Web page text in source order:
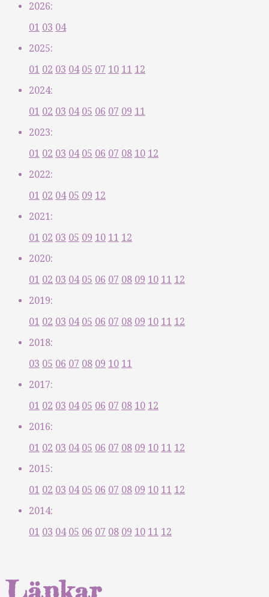
2026:
01 03 04
2025:
01 02 03 04 05 07 10 11 12
2024:
01 02 03 04 05 06 07 09 11
2023:
01 02 03 04 05 06 07 08 10 12
2022:
01 02 04 05 09 12
2021:
01 02 03 05 09 10 11 12
2020:
01 02 03 04 05 06 07 08 09 10 11 12
2019:
01 02 03 04 05 06 07 08 09 10 11 12
2018:
03 05 06 07 08 09 10 11
2017:
01 02 03 04 05 06 07 08 10 12
2016:
01 02 03 04 05 06 07 08 09 10 11 12
2015:
01 02 03 04 05 06 07 08 09 10 11 12
2014:
01 03 04 05 06 07 08 09 10 11 12